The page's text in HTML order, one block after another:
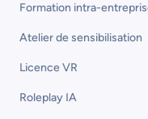
Formation intra-
Atelier de sensibilisation
Licence VR
Roleplay IA